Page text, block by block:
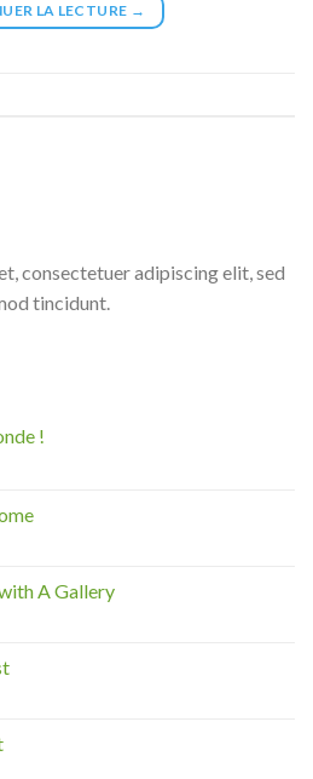
LA LECTURE →
consectetuer adipiscing elit, sed
tincidunt.
!
A Gallery
another
Simple